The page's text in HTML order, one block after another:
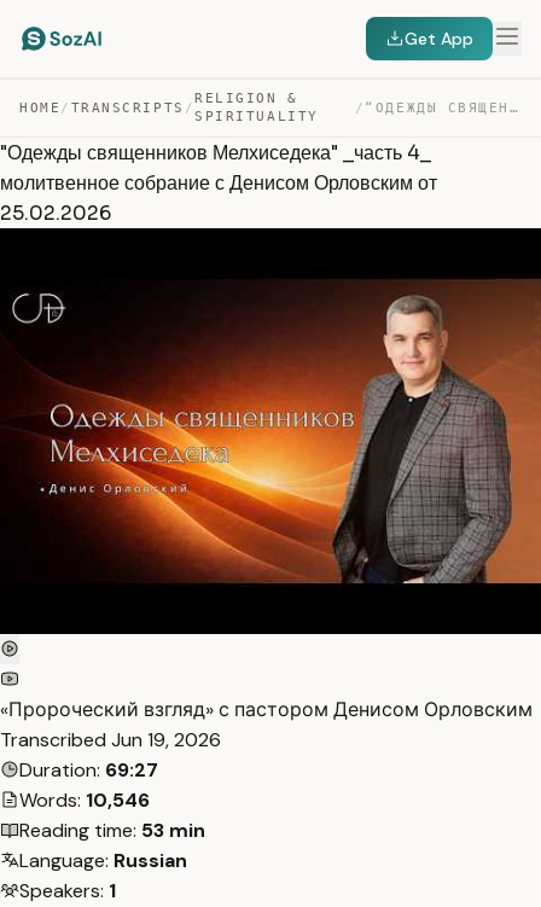
Get App
HOME / TRANSCRIPTS /
RELIGION &
SPIRITUALITY
/ “ОДЕЖДЫ СВЯЩЕННИКОВ МЕЛХИСЕДЕКА” _ЧАСТЬ 4_ МОЛИТВЕННОЕ … — TRANSCRIPT
"Одежды священников Мелхиседека" _часть 4_
молитвенное собрание с Денисом Орловским от
25.02.2026
«Пророческий взгляд» с пастором Денисом Орловским
Transcribed Jun 19, 2026
Duration: 69:27
Words: 10,546
Reading time: 53 min
Language: Russian
Speakers: 1